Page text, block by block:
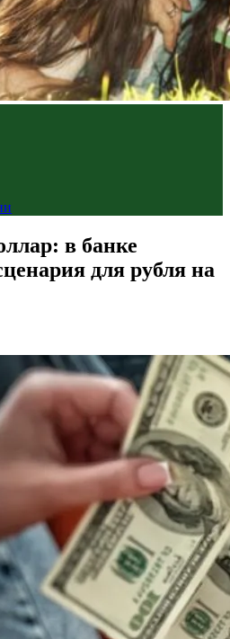
в банке
для рубля на